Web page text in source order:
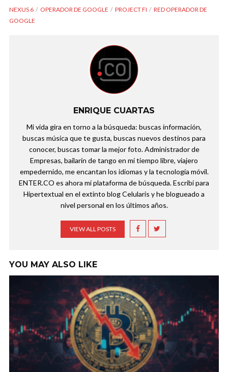
NEXUS 6 OPERADOR DE GOOGLE PROJECT FI
RED OPERADOR DE
GOOGLE
ENRIQUE CUARTAS
Mi vida gira en torno a la búsqueda: buscas información,
buscas música que te gusta, buscas nuevos destinos para
conocer, buscas tomar la mejor foto. Administrador de
Empresas, bailarín de tango en mi tiempo libre, viajero
empedernido, me encantan los idiomas y la tecnología móvil.
ENTER.CO es ahora mi plataforma de búsqueda. Escribí para
Hipertextual en el extinto blog Celularis y he blogueado a
nivel personal en los últimos años.
VIEW ALL POSTS
YOU MAY ALSO LIKE